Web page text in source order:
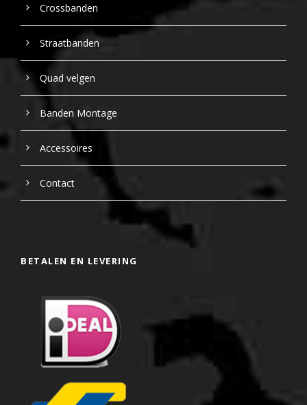
Crossbanden
Straatbanden
Quad velgen
Banden Montage
Accessoires
Contact
BETALEN EN LEVERING